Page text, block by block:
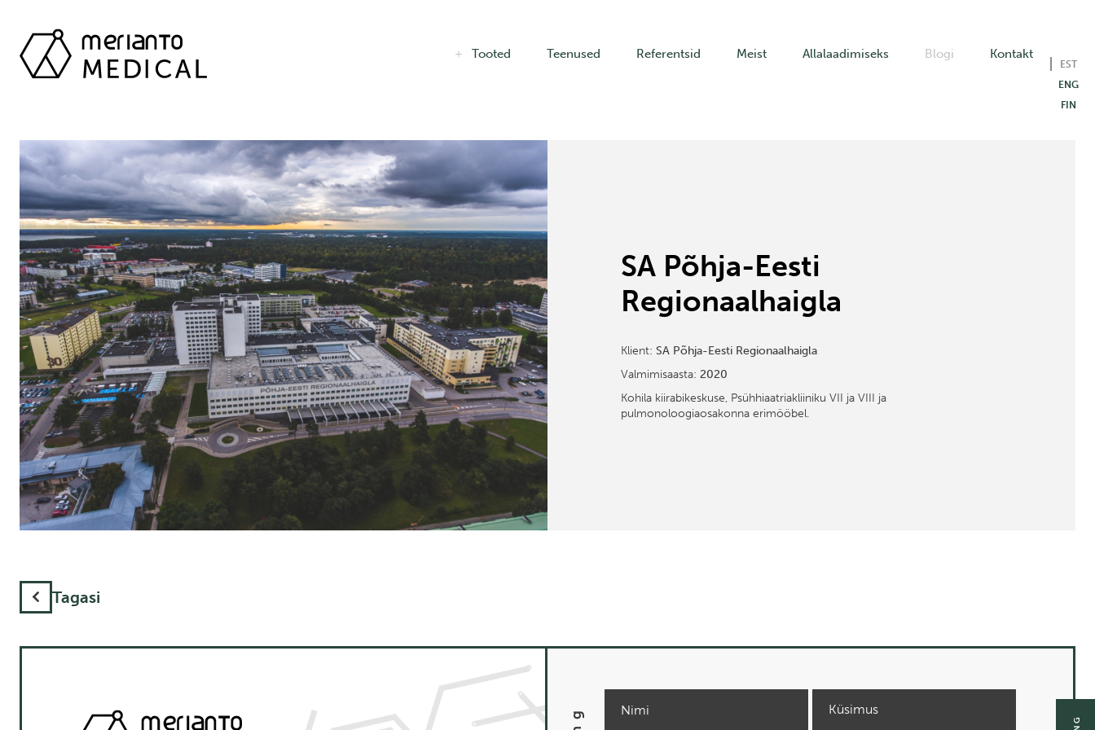
Tooted Teenused Referentsid Meist Allalaadimiseks Blogi Kontakt
EST
ENG
FIN
SA Põhja-Eesti
Regionaalhaigla
Klient: SA Põhja-Eesti Regionaalhaigla
Valmimisaasta: 2020
Kohila kiirabikeskuse, Psühhiaatriakliiniku VII ja VIII ja
pulmonoloogiaosakonna erimööbel.
Tagasi